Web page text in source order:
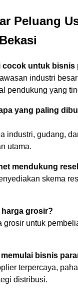
Peluang
cocok untuk bisnis
industri
pendukung yang
yang paling
industri, gudang,
utama.
mendukung
skema
grosir?
grosir untuk
bisnis
terpercaya,
distribusi.